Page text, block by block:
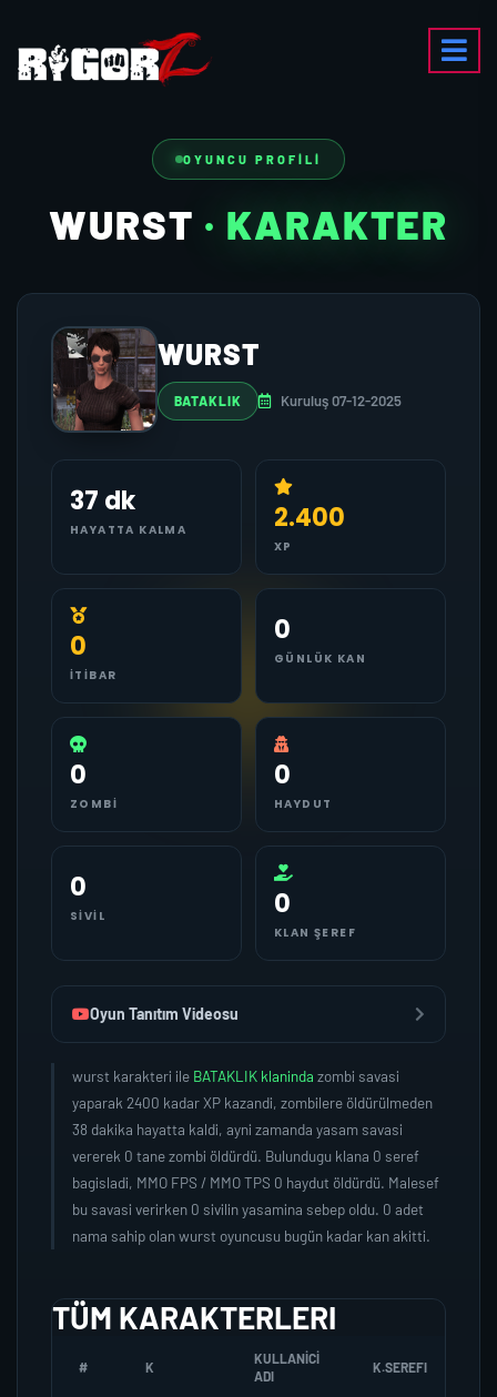
OYUNCU PROFILI
WURST · KARAKTER
WURST
BATAKLIK Kuruluş 07-12-2025
37 dk
HAYATTA KALMA 2.400
XP
0
İTIBAR
0
GÜNLÜK KAN
0
ZOMBI
0
HAYDUT
0
SIVIL 0
KLAN ŞEREF
Oyun Tanıtım Videosu
wurst karakteri ile BATAKLIK klaninda zombi savasi
yaparak 2400 kadar XP kazandi, zombilere öldürülmeden
38 dakika hayatta kaldi, ayni zamanda yasam savasi
vererek 0 tane zombi öldürdü. Bulundugu klana 0 seref
bagisladi, MMO FPS / MMO TPS 0 haydut öldürdü. Malesef
bu savasi verirken 0 sivilin yasamina sebep oldu. 0 adet
nama sahip olan wurst oyuncusu bugün kadar kan akitti.
TÜM KARAKTERLERI
# K
KULLANICI
ADI
K.SEREFI